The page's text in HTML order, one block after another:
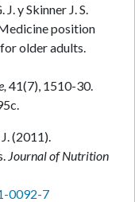
J. y Skinner J. S.
position
older adults.
41(7), 1510-30.
(2011).
Journal of Nutrition
0092-7